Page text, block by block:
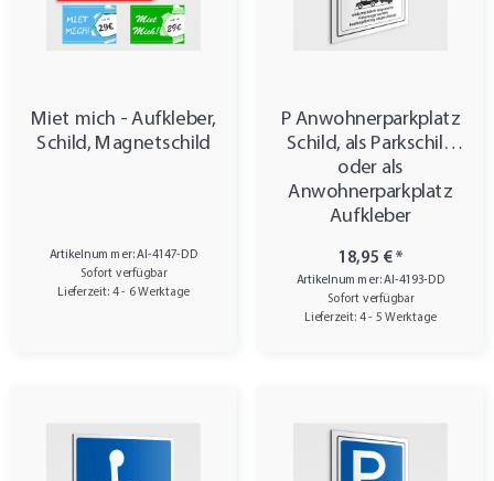
Miet mich - Aufkleber,
Schild, Magnetschild
Artikelnummer: AI-4147-DD
Sofort verfügbar
Lieferzeit: 4 - 6 Werktage
P Anwohnerparkplatz
Schild, als Parkschild
oder als
Anwohnerparkplatz
Aufkleber
18,95 €*
Artikelnummer: AI-4193-DD
Sofort verfügbar
Lieferzeit: 4 - 5 Werktage